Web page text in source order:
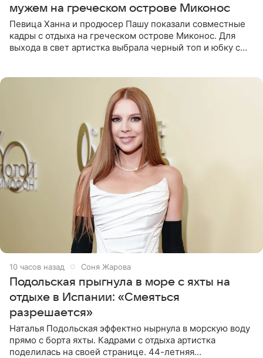
мужем на греческом острове Миконос
Певица Ханна и продюсер Пашу показали совместные
кадры с отдыха на греческом острове Миконос. Для
выхода в свет артистка выбрала черный топ и юбку с
10 часов назад Соня Жарова
Подольская прыгнула в море с яхты на
отдыхе в Испании: «Смеяться
разрешается»
Наталья Подольская эффектно нырнула в морскую воду
прямо с борта яхты. Кадрами с отдыха артистка
поделилась на своей странице. 44-летняя